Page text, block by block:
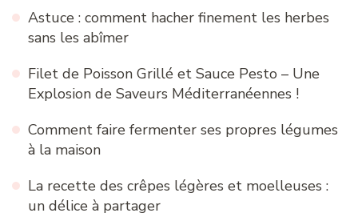
Astuce : comment hacher finement les herbes
sans les abîmer
Filet de Poisson Grillé et Sauce Pesto – Une
Explosion de Saveurs Méditerranéennes !
Comment faire fermenter ses propres légumes
à la maison
La recette des crêpes légères et moelleuses :
un délice à partager